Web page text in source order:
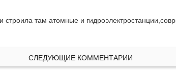
там атомные и
СЛЕДУЮЩИЕ КОММЕНТАРИИ